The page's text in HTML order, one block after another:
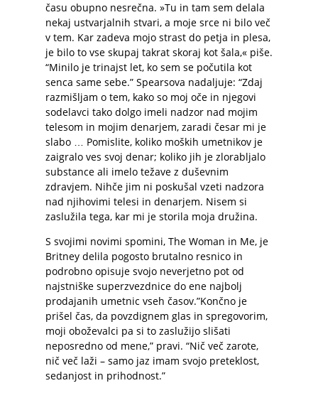
času obupno nesrečna. »Tu in tam sem delala
nekaj ustvarjalnih stvari, a moje srce ni bilo več
v tem. Kar zadeva mojo strast do petja in plesa,
je bilo to vse skupaj takrat skoraj kot šala,« piše.
“Minilo je trinajst let, ko sem se počutila kot
senca same sebe.” Spearsova nadaljuje: “Zdaj
razmišljam o tem, kako so moj oče in njegovi
sodelavci tako dolgo imeli nadzor nad mojim
telesom in mojim denarjem, zaradi česar mi je
slabo … Pomislite, koliko moških umetnikov je
zaigralo ves svoj denar; koliko jih je zlorabljalo
substance ali imelo težave z duševnim
zdravjem. Nihče jim ni poskušal vzeti nadzora
nad njihovimi telesi in denarjem. Nisem si
zaslužila tega, kar mi je storila moja družina.
S svojimi novimi spomini, The Woman in Me, je
Britney delila pogosto brutalno resnico in
podrobno opisuje svojo neverjetno pot od
najstniške superzvezdnice do ene najbolj
prodajanih umetnic vseh časov.”Končno je
prišel čas, da povzdignem glas in spregovorim,
moji oboževalci pa si to zaslužijo slišati
neposredno od mene,” pravi. “Nič več zarote,
nič več laži – samo jaz imam svojo preteklost,
sedanjost in prihodnost.”